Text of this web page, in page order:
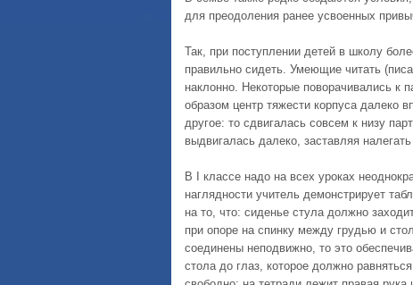
для преодоления ранее усвоенных
Так, при поступлении детей в школу
правильно сидеть. Умеющие читать
наклонно. Некоторые поворачивались к
образом центр тяжести корпуса далеко
другое: то сдвигалась совсем к низу
выдвигалась далеко, заставляя
В I классе надо на всех уроках
наглядности учитель демонстрирует
на то, что: сиденье стула должно
при опоре на спинку между грудью и
соединены неподвижно, то это
стола до глаз, которое должно